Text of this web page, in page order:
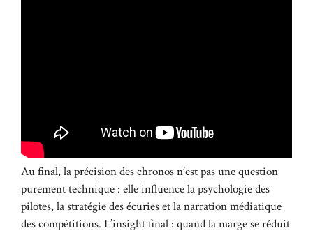
Au final, la précision des chronos n’est pas une question
purement technique : elle influence la psychologie des
pilotes, la stratégie des écuries et la narration médiatique
des compétitions. L’insight final : quand la marge se réduit